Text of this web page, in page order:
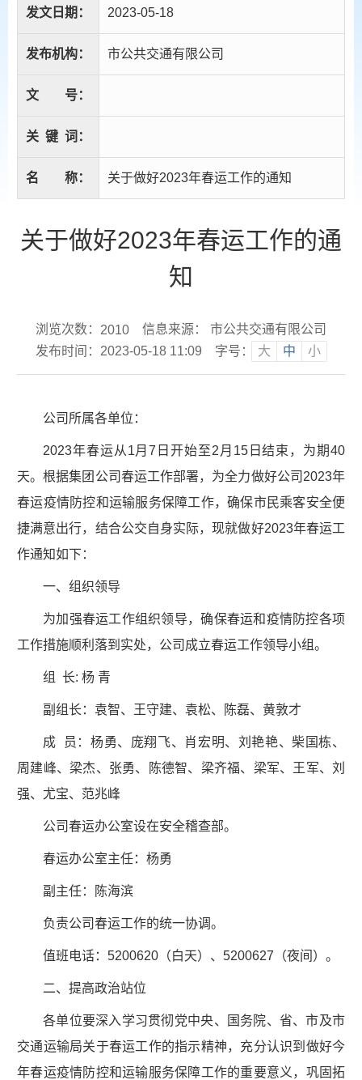
发文日期： 2023-05-18
发布机构： 市公共交通有限公司
文 号：
关 键 词：
名 称： 关于做好2023年春运工作的通知
关于做好2023年春运工作的通
知
浏览次数： 2010
信息来源： 市公共交通有限公司
发布时间：2023-05-18 11:09
字号： 大 中 小
公司所属各单位：
2023年春运从1月7日开始至2月15日结束，为期40
天。根据集团公司春运工作部署，为全力做好公司2023年
春运疫情防控和运输服务保障工作，确保市民乘客安全便
捷满意出行，结合公交自身实际，现就做好2023年春运工
作通知如下：
一、组织领导
为加强春运工作组织领导，确保春运和疫情防控各项
工作措施顺利落到实处，公司成立春运工作领导小组。
组 长: 杨 青
副组长：袁智、王守建、袁松、陈磊、黄敦才
成 员：杨勇、庞翔飞、肖宏明、刘艳艳、柴国栋、
周建峰、梁杰、张勇、陈德智、梁齐福、梁军、王军、刘
强、尤宝、范兆峰
公司春运办公室设在安全稽查部。
春运办公室主任：杨勇
副主任：陈海滨
负责公司春运工作的统一协调。
值班电话：5200620（白天）、5200627（夜间）。
二、提高政治站位
各单位要深入学习贯彻党中央、国务院、省、市及市
交通运输局关于春运工作的指示精神，充分认识到做好今
年春运疫情防控和运输服务保障工作的重要意义，巩固拓